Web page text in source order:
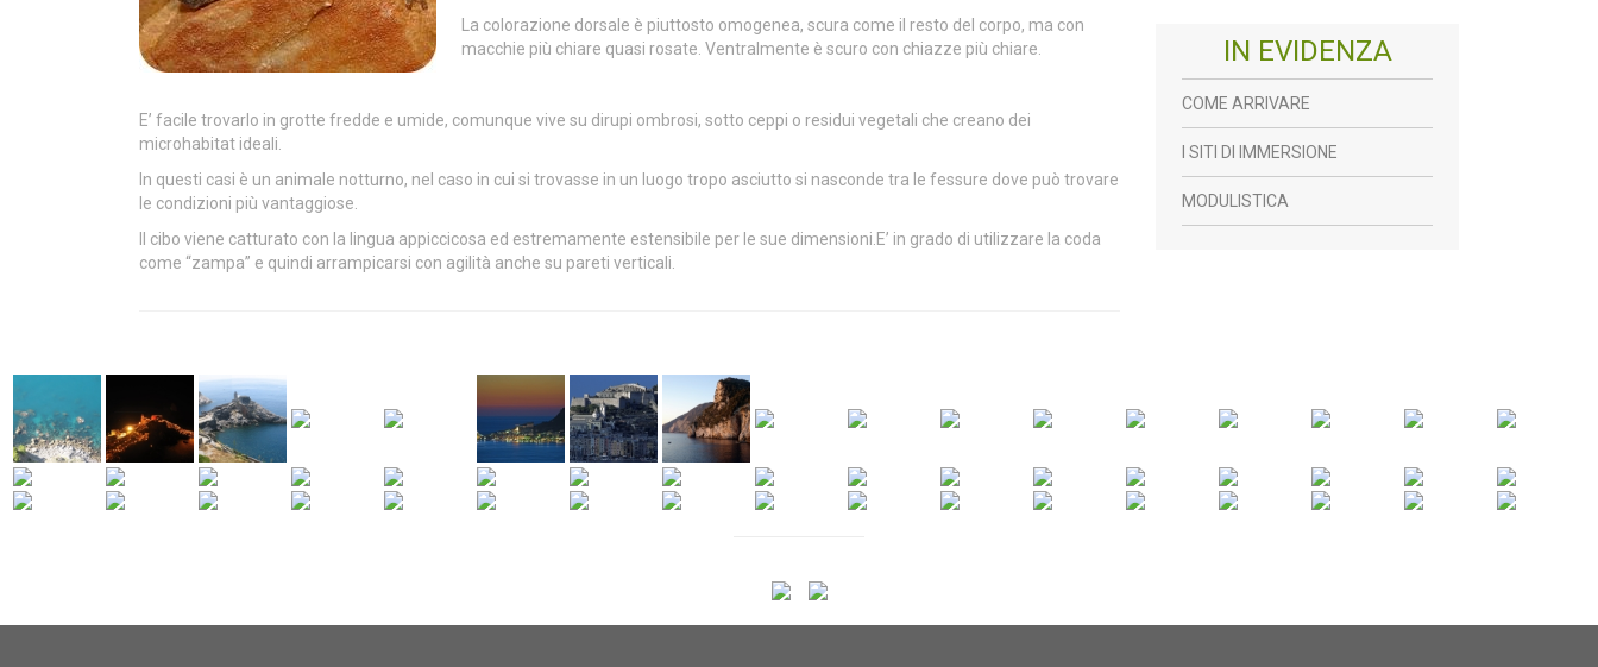
La colorazione dorsale è piuttosto omogenea, scura come il resto del corpo, ma con
macchie più chiare quasi rosate. Ventralmente è scuro con chiazze più chiare.
E’ facile trovarlo in grotte fredde e umide, comunque vive su dirupi ombrosi, sotto ceppi o residui vegetali che creano dei
microhabitat ideali.
In questi casi è un animale notturno, nel caso in cui si trovasse in un luogo tropo asciutto si nasconde tra le fessure dove può trovare
le condizioni più vantaggiose.
Il cibo viene catturato con la lingua appiccicosa ed estremamente estensibile per le sue dimensioni.E’ in grado di utilizzare la coda
come “zampa” e quindi arrampicarsi con agilità anche su pareti verticali.
IN EVIDENZA
COME ARRIVARE
I SITI DI IMMERSIONE
MODULISTICA